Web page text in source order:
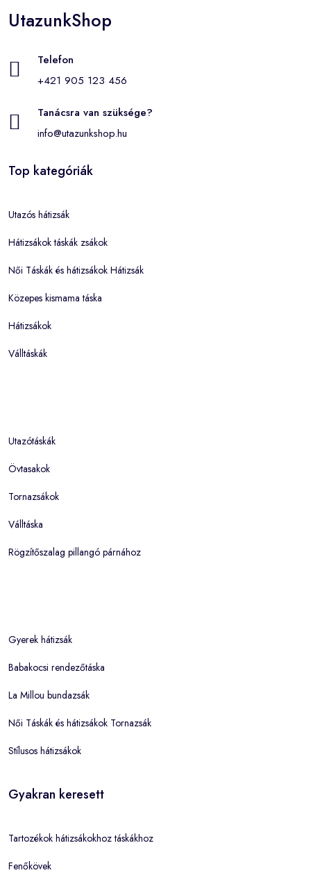
UtazunkShop
Telefon
+421 905 123 456
Tanácsra van szüksége?
info@utazunkshop.hu
Top kategóriák
Utazós hátizsák
Hátizsákok táskák zsákok
Női Táskák és hátizsákok Hátizsák
Közepes kismama táska
Hátizsákok
Válltáskák
Utazótáskák
Övtasakok
Tornazsákok
Válltáska
Rögzítőszalag pillangó párnához
Gyerek hátizsák
Babakocsi rendezőtáska
La Millou bundazsák
Női Táskák és hátizsákok Tornazsák
Stílusos hátizsákok
Gyakran keresett
Tartozékok hátizsákokhoz táskákhoz
Fenőkövek